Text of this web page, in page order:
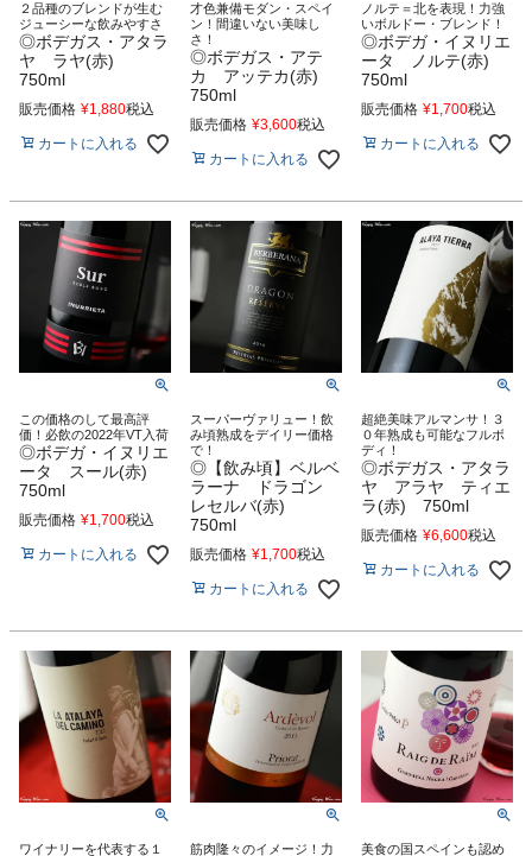
２品種のブレンドが生む
ジューシーな飲みやすさ
◎ボデガス・アタラ
ヤ ラヤ(赤)
750ml
販売価格 ¥1,880税込
カートに入れる
才色兼備モダン・スペイ
ン！間違いない美味し
さ！
◎ボデガス・アテ
カ アッテカ(赤)
750ml
販売価格 ¥3,600税込
カートに入れる
ノルテ＝北を表現！力強
いボルドー・ブレンド！
◎ボデガ・イヌリエ
ータ ノルテ(赤)
750ml
販売価格 ¥1,700税込
カートに入れる
この価格のして最高評
価！必飲の2022年VT入荷
◎ボデガ・イヌリエ
ータ スール(赤)
750ml
販売価格 ¥1,700税込
カートに入れる
スーパーヴァリュー！飲
み頃熟成をデイリー価格
で！
◎【飲み頃】ベルベ
ラーナ ドラゴン
レセルバ(赤)
750ml
販売価格 ¥1,700税込
カートに入れる
超絶美味アルマンサ！３
０年熟成も可能なフルボ
ディ！
◎ボデガス・アタラ
ヤ アラヤ ティエ
ラ(赤) 750ml
販売価格 ¥6,600税込
カートに入れる
ワイナリーを代表する１ 筋肉隆々のイメージ！力 美食の国スペインも認め